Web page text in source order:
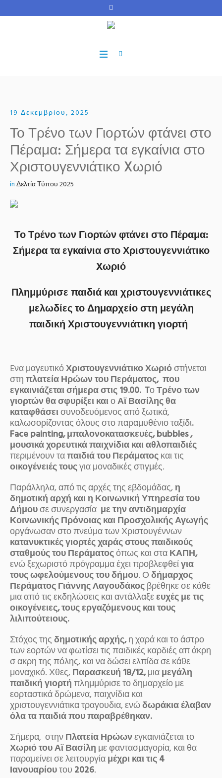
19 Δεκεμβρίου, 2025
Το Τρένο των Γιορτών φτάνει στο
Πέραμα: Σήμερα τα εγκαίνια στο
Χριστουγεννιάτικο Xωριό
inΔελτία Τύπου 2025
Το Τρένο των Γιορτών φτάνει στο Πέραμα:
Σήμερα τα εγκαίνια στο Χριστουγεννιάτικο
Xωριό
Πλημμύρισε παιδιά και χριστουγεννιάτικες
μελωδίες το Δημαρχείο στη μεγάλη
παιδική Χριστουγεννιάτικη γιορτή
Eνα μαγευτικόΧριστουγεννιάτικο Χωριόστήνεται
στηπλατεία Ηρώων του Περάματος, που
εγκαινιάζεται σήμερα στις 19.00. TοΤρένο των
γιορτών θα σφυρίξει καιοΑϊ Βασίλης θα
καταφθάσεισυνοδευόμενος από ξωτικά,
καλωσορίζοντας όλους στο παραμυθένιο ταξίδι.
Face painting, μπαλονοκατασκευές, bubbles ,
μουσικά χορευτικά παιχνίδια και αθλοπαιδιές
περιμένουν ταπαιδιά του Περάματοςκαι τις
οικογένειές τουςγια μοναδικές στιγμές.
Παράλληλα, από τις αρχές της εβδομάδας, η
δημοτική αρχή και η Κοινωνική Υπηρεσία του
Δήμουσε συνεργασία με την αντιδημαρχία
Κοινωνικής Πρόνοιας και Προσχολικής Αγωγής
οργάνωσαν στο πνεύμα των Χριστουγέννων
κατανυκτικές γιορτές χαράς στους παιδικούς
σταθμούς του Περάματοςόπως και σταΚΑΠΗ,
ενώ ξεχωριστό πρόγραμμα έχει προβλεφθείγια
τους ωφελούμενους του δήμου. Οδήμαρχος
Περάματος Γιάννης Λαγουδάκοςβρέθηκε σε κάθε
μια από τις εκδηλώσεις και αντάλλαξεευχές με τις
οικογένειες, τους εργαζόμενους και τους
λιλιπούτειους.
Στόχος τηςδημοτικής αρχής,η χαρά και το άστρο
των εορτών να φωτίσει τις παιδικές καρδιές απ άκρη
σ ακρη της πόλης, και να δώσει ελπίδα σε κάθε
μοναχικό. Χθες, Παρασκευή 18/12,μιαμεγάλη
παιδική γιορτήπλημμύρισε το δημαρχείο με
εορταστικά δρώμενα, παιχνίδια και
χριστουγεννιάτικα τραγουδια, ενώδωράκια έλαβαν
όλα τα παιδιά που παραβρέθηκαν.
Σήμερα, στηνΠλατεία Ηρώωνεγκαινιάζεται το
Χωριό του Αϊ Βασίλη με φαντασμαγορία, και θα
παραμείνει σε λειτουργίαμέχρι και τις 4
Ιανουαρίουτου 2026.